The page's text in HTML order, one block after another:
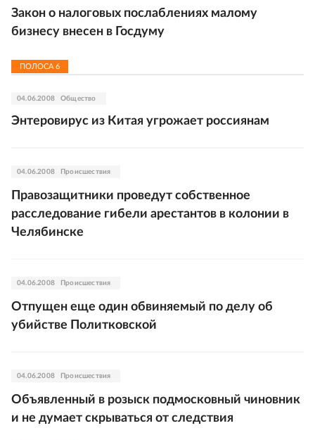
Закон о налоговых послаблениях малому
бизнесу внесен в Госдуму
ПОЛОСА 6
04.06.2008 Общество
Энтеровирус из Китая угрожает россиянам
04.06.2008 Происшествия
Правозащитники проведут собственное
расследование гибели арестантов в колонии в
Челябинске
04.06.2008 Происшествия
Отпущен еще один обвиняемый по делу об
убийстве Политковской
04.06.2008 Происшествия
Объявленный в розыск подмосковный чиновник
и не думает скрываться от следствия